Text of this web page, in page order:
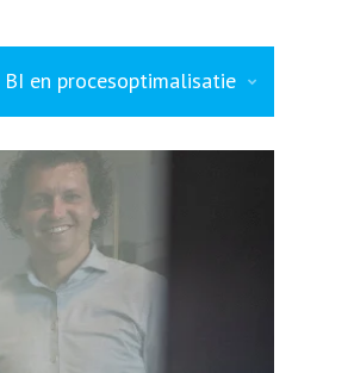
BI en procesoptimalisatie